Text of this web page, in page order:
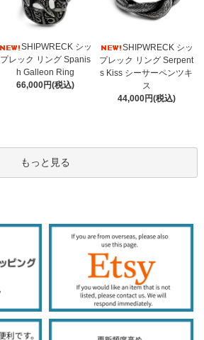
SHIPWRECK シッ
プレック リング Spanis
h Galleon Ring
66,000円(税込)
SHIPWRECK シッ
プレック リング Serpent
s Kiss シーサーペンツキ
ス
44,000円(税込)
もっと見る